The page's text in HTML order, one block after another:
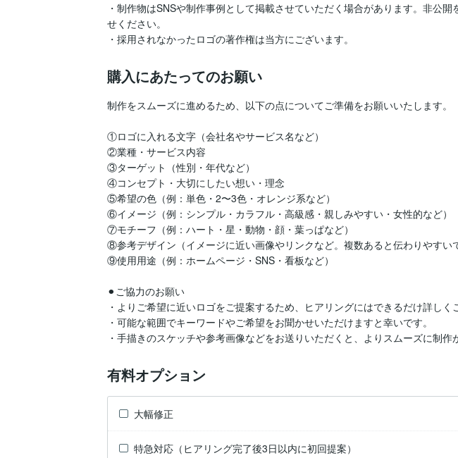
・制作物はSNSや制作事例として掲載させていただく場合があります。非公
せください。
・採用されなかったロゴの著作権は当方にございます。
購入にあたってのお願い
制作をスムーズに進めるため、以下の点についてご準備をお願いいたします。
①ロゴに入れる文字（会社名やサービス名など）
②業種・サービス内容
③ターゲット（性別・年代など）
④コンセプト・大切にしたい想い・理念
⑤希望の色（例：単色・2〜3色・オレンジ系など）
⑥イメージ（例：シンプル・カラフル・高級感・親しみやすい・女性的など）
⑦モチーフ（例：ハート・星・動物・顔・葉っぱなど）
⑧参考デザイン（イメージに近い画像やリンクなど。複数あると伝わりやすい
⑨使用用途（例：ホームページ・SNS・看板など）
⚫︎ご協力のお願い
・よりご希望に近いロゴをご提案するため、ヒアリングにはできるだけ詳しく
・可能な範囲でキーワードやご希望をお聞かせいただけますと幸いです。
・手描きのスケッチや参考画像などをお送りいただくと、よりスムーズに制作
有料オプション
大幅修正
特急対応（ヒアリング完了後3日以内に初回提案）